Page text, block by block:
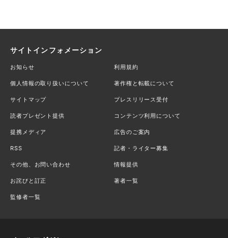
サイトインフォメーション
お知らせ 利用規約
個人情報の取り扱いについて 著作権と転載について
サイトマップ プレスリリース受付
読者プレゼント提供 コンテンツ利用について
提携メディア 広告のご案内
RSS 記者・ライター募集
その他、お問い合わせ 情報提供
お詫びと訂正 著者一覧
監修者一覧